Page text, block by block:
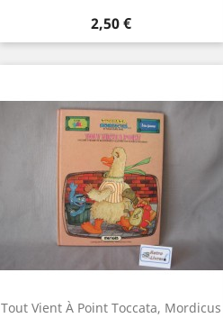
Prix
2,50 €
Tout Vient À Point Toccata, Mordicus